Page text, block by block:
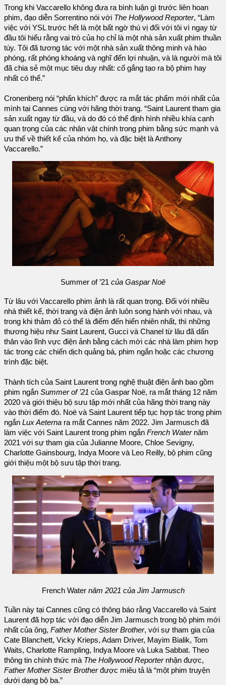
Trong khi Vaccarello không đưa ra bình luận gì trước liên hoan
phim, đạo diễn Sorrentino nói với The Hollywood Reporter, “Làm
việc với YSL trước hết là một bất ngờ thú vị đối với tôi vì ngay từ
đầu tôi hiểu rằng vai trò của họ chỉ là một nhà sản xuất phim thuần
túy. Tôi đã tương tác với một nhà sản xuất thông minh và hào
phóng, rất phóng khoáng và nghĩ đến lợi nhuận, và là người mà tôi
đã chia sẻ một mục tiêu duy nhất: cố gắng tạo ra bộ phim hay
nhất có thể.”
Cronenberg nói “phấn khích” được ra mắt tác phẩm mới nhất của
mình tại Cannes cùng với hãng thời trang. “Saint Laurent tham gia
sản xuất ngay từ đầu, và do đó có thể định hình nhiều khía cạnh
quan trọng của các nhân vật chính trong phim bằng sức mạnh và
ưu thế về thiết kế của nhóm họ, và đặc biệt là Anthony
Vaccarello.”
Summer of ’21 của Gaspar Noë
Từ lâu với Vaccarello phim ảnh là rất quan trọng. Đối với nhiều
nhà thiết kế, thời trang và điện ảnh luôn song hành với nhau, và
trong khi thảm đỏ có thể là điểm đến hiển nhiên nhất, thì những
thương hiệu như Saint Laurent, Gucci và Chanel từ lâu đã dấn
thân vào lĩnh vực điện ảnh bằng cách mời các nhà làm phim hợp
tác trong các chiến dịch quảng bá, phim ngắn hoặc các chương
trình đặc biệt.
Thành tích của Saint Laurent trong nghệ thuật điện ảnh bao gồm
phim ngắn Summer of ’21 của Gaspar Noë, ra mắt tháng 12 năm
2020 và giới thiệu bộ sưu tập mới nhất của hãng thời trang này
vào thời điểm đó. Noë và Saint Laurent tiếp tục hợp tác trong phim
ngắn Lux Aeterna ra mắt Cannes năm 2022. Jim Jarmusch đã
làm việc với Saint Laurent trong phim ngắn French Waternăm
2021 với sự tham gia của Julianne Moore, Chloe Sevigny,
Charlotte Gainsbourg, Indya Moore và Leo Reilly, bộ phim cũng
giới thiệu một bộ sưu tập thời trang.
French Water năm 2021 của Jim Jarmusch
Tuần này tại Cannes cũng có thông báo rằng Vaccarello và Saint
Laurent đã hợp tác với đạo diễn Jim Jarmusch trong bộ phim mới
nhất của ông, Father Mother Sister Brother, với sự tham gia của
Cate Blanchett, Vicky Krieps, Adam Driver, Mayim Bialik, Tom
Waits, Charlotte Rampling, Indya Moore và Luka Sabbat. Theo
thông tin chính thức mà The Hollywood Reporternhận được,
Father Mother Sister Brotherđược miêu tả là “một phim truyện
dưới dạng bộ ba.”